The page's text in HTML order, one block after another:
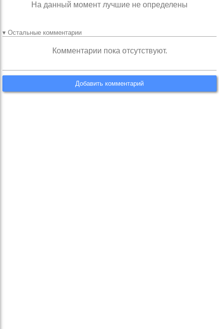
На данный момент лучшие не определены
▾ Остальные комментарии
Комментарии пока отсутствуют.
Добавить комментарий